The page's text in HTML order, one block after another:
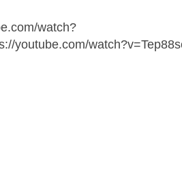
watch?
youtube.com/